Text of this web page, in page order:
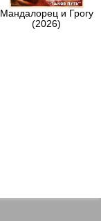
Мандалорец и Грогу
(2026)